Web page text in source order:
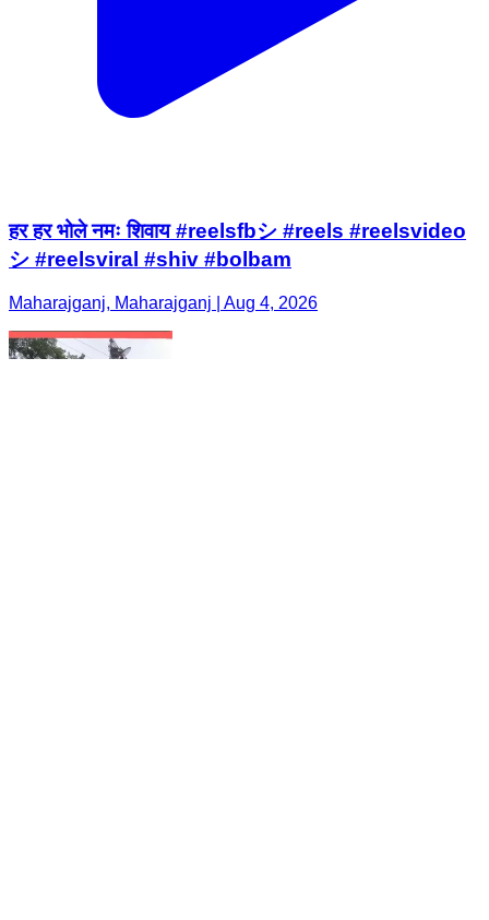
हर हर भोले नमः शिवाय #reelsfbシ #reels #reelsvideo
シ #reelsviral #shiv #bolbam
Maharajganj, Maharajganj | Aug 4, 2026